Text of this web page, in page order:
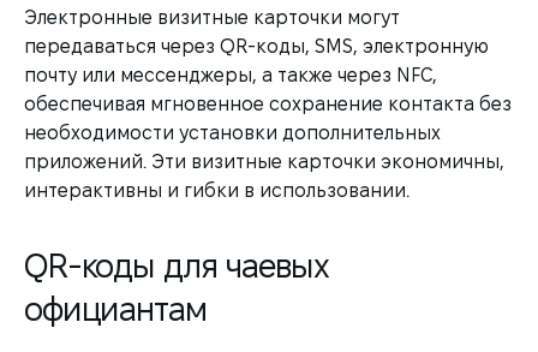
Электронные визитные карточки могут
передаваться через QR-коды, SMS, электронную
почту или мессенджеры, а также через NFC,
обеспечивая мгновенное сохранение контакта без
необходимости установки дополнительных
приложений. Эти визитные карточки экономичны,
интерактивны и гибки в использовании.
QR-коды для чаевых
официантам